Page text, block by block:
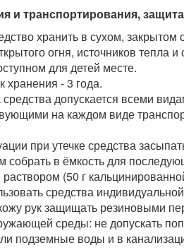
и транспортирования,
хранить в сухом,
огня, источников тепла
для детей месте.
хранения - 3 года.
допускается всеми
на каждом виде
при утечке средства
собрать в ёмкость для
(50 г
средства
рук защищать резиновыми
среды: не допускать
подземные воды и в